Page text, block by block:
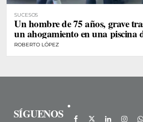
SUCESOS
Un hombre de 75 años, grave
un ahogamiento en una piscina
ROBERTO LÓPEZ
SÍGUENOS